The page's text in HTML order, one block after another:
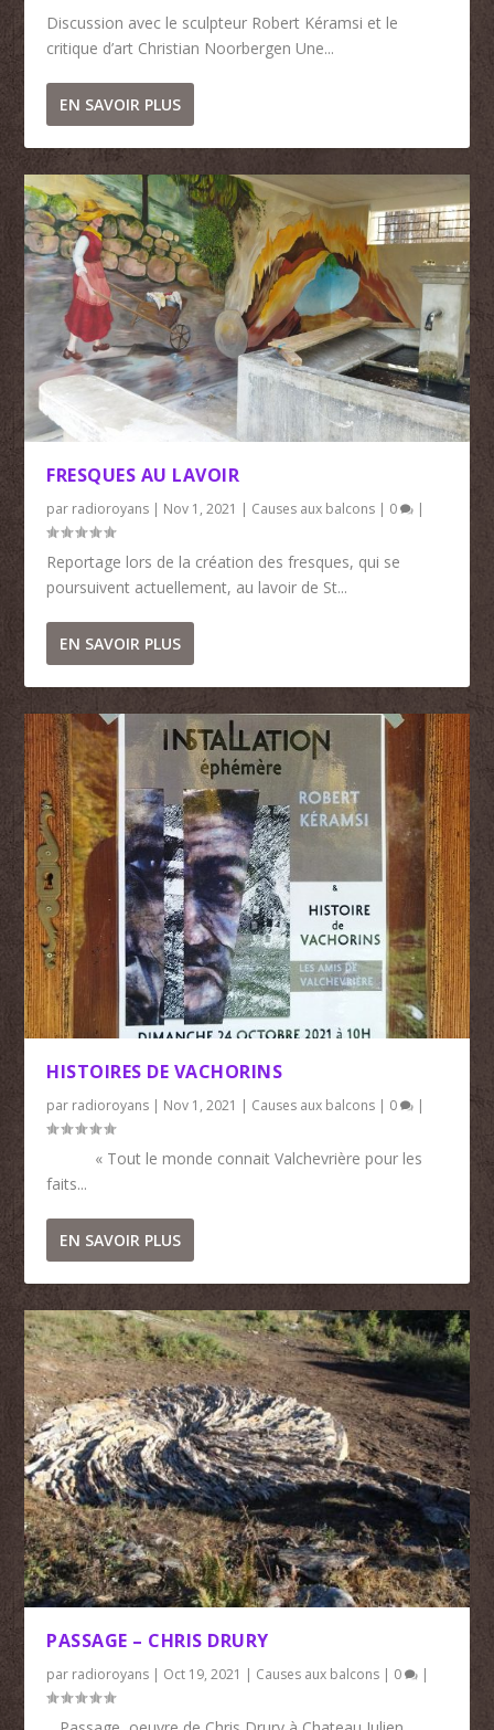
Discussion avec le sculpteur Robert Kéramsi et le
critique d’art Christian Noorbergen Une...
EN SAVOIR PLUS
FRESQUES AU LAVOIR
par radioroyans | Nov 1, 2021 | Causes aux balcons | 0 |
Reportage lors de la création des fresques, qui se
poursuivent actuellement, au lavoir de St...
EN SAVOIR PLUS
HISTOIRES DE VACHORINS
par radioroyans | Nov 1, 2021 | Causes aux balcons | 0 |
« Tout le monde connait Valchevrière pour les
faits...
EN SAVOIR PLUS
PASSAGE – CHRIS DRURY
par radioroyans | Oct 19, 2021 | Causes aux balcons | 0 |